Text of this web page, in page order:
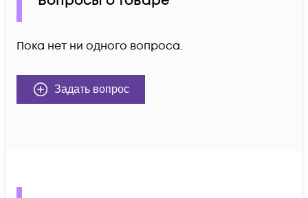
Пока нет ни одного вопроса.
Задать вопрос